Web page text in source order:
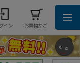
イン お買物かご